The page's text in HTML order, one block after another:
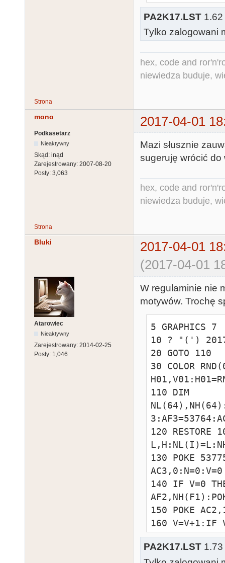
1010 DATA
2010 DATA
2020 DATA
2030 DATA
2040 DATA
2070 DATA
PA2K17.LST
Tylko zalogowani
hex, code and
niewiedza buduje,
Strona
mono 2017-04-01
Podkasetarz
Nieaktywny
Skąd: inąd
Zarejestrowany: 2007-08-20
Posty: 3,063
Mazi słusznie
sugeruję wrócić do
hex, code and
niewiedza buduje,
Strona
Bluki
2017-04-01
(2017-04-01
Atarowiec
Nieaktywny
Zarejestrowany: 2014-02-25
Posty: 1,046
W regulaminie nie
motywów. Trochę
5 GRAPHICS 7
10 ? "(') 2017 -
20 GOTO 110
30 COLOR
110 DIM
120 RESTORE
130 POKE
AC3,0:N=0:V=0
140 IF V=0
150 POKE
160 V=V+1:IF
N=0:RESTORE
165 GOSUB 30
PA2K17.LST